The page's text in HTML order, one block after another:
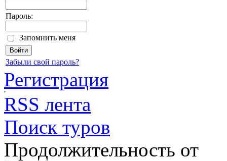
Пароль:
Запомнить меня
Забыли свой пароль?
Регистрация
RSS лента
Поиск туров
Продолжительность от